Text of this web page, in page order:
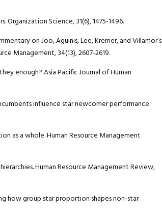
Science, 31(6), 1475-1496.
on Joo, Aguinis, Lee, Kremer, and Villamor’s
Management, 34(13), 2607-2619.
enough? Asia Pacific Journal of Human
influence star newcomer performance.
as a whole. Human Resource Management
Human Resource Management Review,
how group star proportion shapes non‐star